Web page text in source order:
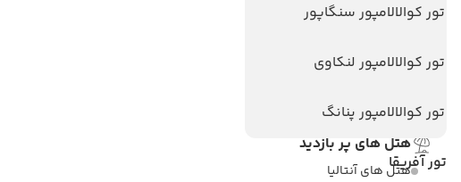
تور کوالالامپور سنگاپور
تور کوالالامپور لنکاوی
تور کوالالامپور پنانگ
تور آفریقا
درباره ما
تماس با ما
هتل های پر بازدید
هتل های آنتالیا